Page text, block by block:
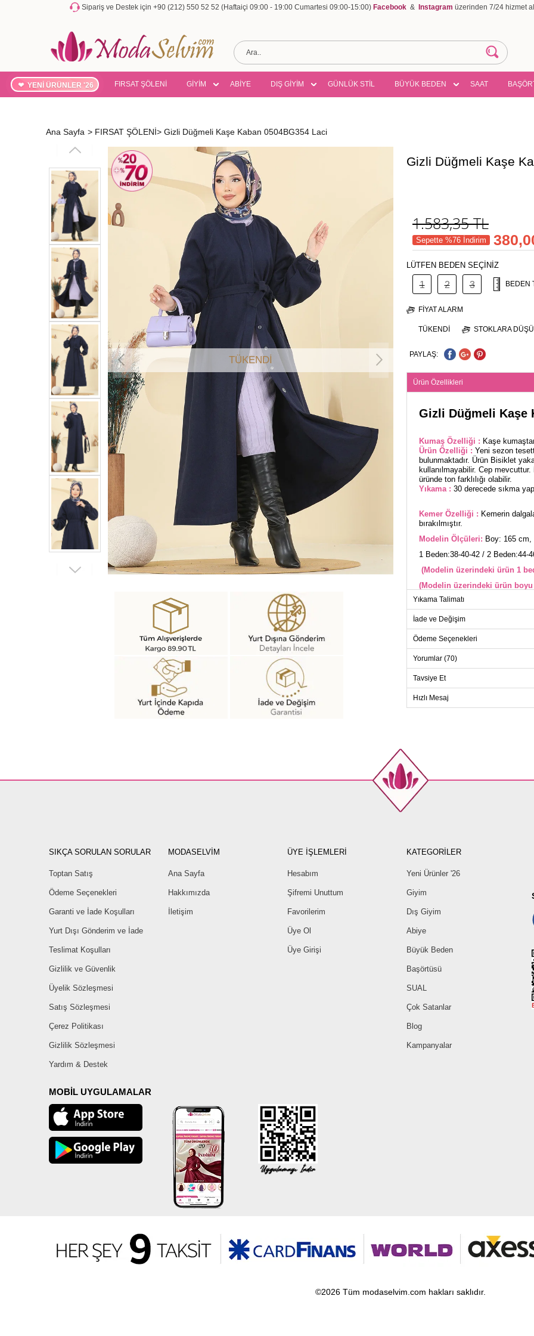
Sipariş ve Destek için +90 (212) 550 52 52 (Haftaiçi 09:00 - 19:00 Cumartesi 09:00-15:00) Facebook & Instagram üzerinden 7/24 hizmet
YENİ ÜRÜNLER '26 FIRSAT ŞÖLENİ GİYİM ABİYE DIŞ GİYİM GÜNLÜK STİL BÜYÜK BEDEN SAAT
Ana Sayfa > FIRSAT ŞÖLENİ> Gizli Düğmeli Kaşe Kaban 0504BG354 Laci
TÜKENDİ
Gizli Düğmeli Kaşe
1.583,35TL
Sepette %76 İndirim
LÜTFEN BEDEN SEÇİNİZ
1 2 3 BEDEN
FIYAT ALARM
TÜKENDI STOKLARA
PAYLAŞ:
Ürün Özellikleri
Gizli Düğmeli Kaşe
Kumaş Özelliği : Kaşe
Ürün Özelliği : Yeni sezon
bulunmaktadır. Ürün Bisiklet
kullanılmayabilir. Cep
üründe ton farklılığı olabilir.
Yıkama : 30 derecede sıkma
Kemer Özelliği : Kemerin
bırakılmıştır.
Modelin Ölçüleri: Boy: 165
1 Beden:38-40-42 / 2 Beden:44-
(Modelin üzerindeki ürün 1
(Modelin üzerindeki ürün
Gizli Düğmeli Kaşe Kaban
ürünüdür. 30 derecede sıkma
üretilmiştir ve bisiklet yaka
bulunmaktadır. Kemerin
bırakılmıştır. Kemer ürüne
manşet lastiklidir. Ürün modelin
2
Yıkama Talimatı
İade ve Değişim
Ödeme Seçenekleri
Yorumlar (70)
Tavsiye Et
Hızlı Mesaj
SIKÇA SORULAN SORULAR
Toptan Satış
Ödeme Seçenekleri
Garanti ve İade Koşulları
Yurt Dışı Gönderim ve İade
Teslimat Koşulları
Gizlilik ve Güvenlik
Üyelik Sözleşmesi
Satış Sözleşmesi
Çerez Politikası
Gizlilik Sözleşmesi
Yardım & Destek
MODASELVİM
Ana Sayfa
Hakkımızda
İletişim
ÜYE İŞLEMLERİ
Hesabım
Şifremi Unuttum
Favorilerim
Üye Ol
Üye Girişi
KATEGORİLER
Yeni Ürünler '26
Giyim
Dış Giyim
Abiye
Büyük Beden
Başörtüsü
SUAL
Çok Satanlar
Blog
Kampanyalar
MOBİL UYGULAMALAR
©2026 Tüm modaselvim.com hakları saklıdır.